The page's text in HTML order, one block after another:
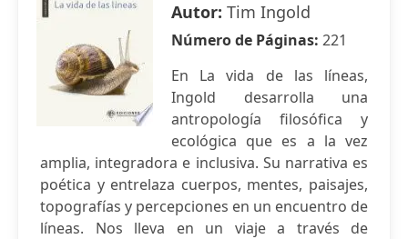
Autor: Tim Ingold
Número de Páginas: 221
En La vida de las líneas,
Ingold desarrolla una
antropología filosófica y
ecológica que es a la vez
amplia, integradora e inclusiva. Su narrativa es
poética y entrelaza cuerpos, mentes, paisajes,
topografías y percepciones en un encuentro de
líneas. Nos lleva en un viaje a través de